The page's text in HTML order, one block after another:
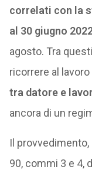
correlati con la
al 30 giugno
agosto. Tra
ricorrere al lavoro
tra datore e
ancora di un
Il
90, commi 3 e 4,